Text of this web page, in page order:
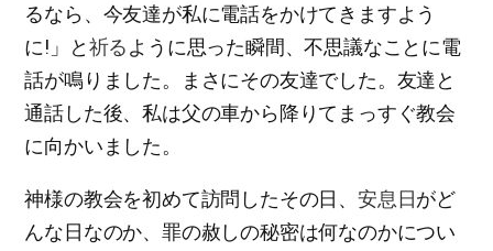
るなら、今友達が私に電話をかけてきますよう
に!」と祈るように思った瞬間、不思議なことに電
話が鳴りました。まさにその友達でした。友達と
通話した後、私は父の車から降りてまっすぐ教会
に向かいました。
神様の教会を初めて訪問したその日、 安息日がど
んな日なのか、罪の赦しの秘密は何なのかについ